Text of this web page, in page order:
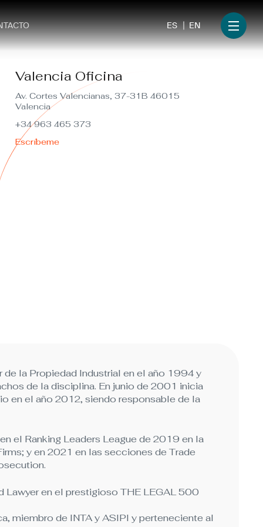
Menu
EN
ES
Valencia Oficina
Av. Cortes Valencianas, 37-31B 46015
Valencia
+34 963 465 373
Escríbeme
la Propiedad Industrial en el año 1994 y
de la disciplina. En junio de 2001 inicia
en el año 2012, siendo responsable de la
el Ranking Leaders League de 2019 en la
y en 2021 en las secciones de Trade
en el prestigioso THE LEGAL 500
miembro de INTA y ASIPI y perteneciente al